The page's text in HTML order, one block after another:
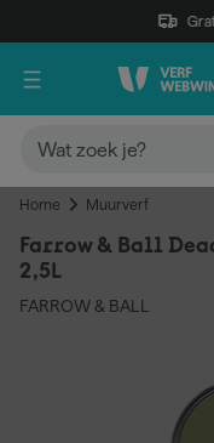
Home Muurverf
Farrow & Ball
2,5L
FARROW & BALL